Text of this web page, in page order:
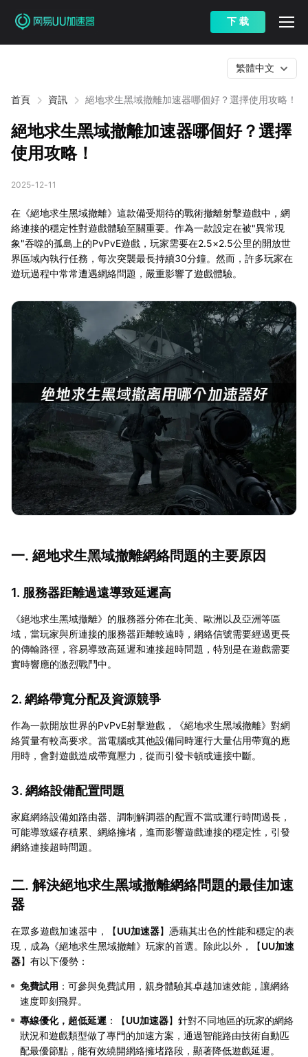
下 载
首頁 資訊 絕地求生黑域撤離加速器哪個好？選擇使用攻略！
繁體中文
絕地求生黑域撤離加速器哪個好？選擇
使用攻略！
2025-12-11
在《絕地求生黑域撤離》這款備受期待的戰術撤離射擊遊戲中，網
絡連接的穩定性對遊戲體驗至關重要。作為一款設定在被"異常現
象"吞噬的孤島上的PvPvE遊戲，玩家需要在2.5×2.5公里的開放世
界區域內執行任務，每次突襲最長持續30分鐘。然而，許多玩家在
遊玩過程中常常遭遇網絡問題，嚴重影響了遊戲體驗。
一. 絕地求生黑域撤離網絡問題的主要原因
1. 服務器距離過遠導致延遲高
《絕地求生黑域撤離》的服務器分佈在北美、歐洲以及亞洲等區
域，當玩家與所連接的服務器距離較遠時，網絡信號需要經過更長
的傳輸路徑，容易導致高延遲和連接超時問題，特別是在遊戲需要
實時響應的激烈戰鬥中。
2. 網絡帶寬分配及資源競爭
作為一款開放世界的PvPvE射擊遊戲，《絕地求生黑域撤離》對網
絡質量有較高要求。當電腦或其他設備同時運行大量佔用帶寬的應
用時，會對遊戲造成帶寬壓力，從而引發卡頓或連接中斷。
3. 網絡設備配置問題
家庭網絡設備如路由器、調制解調器的配置不當或運行時間過長，
可能導致緩存積累、網絡擁堵，進而影響遊戲連接的穩定性，引發
網絡連接超時問題。
二. 解決絕地求生黑域撤離網絡問題的最佳加速
器
在眾多遊戲加速器中，【UU加速器】憑藉其出色的性能和穩定的表
現，成為《絕地求生黑域撤離》玩家的首選。除此以外，【UU加速
器】有以下優勢：
免費試用 ：可參與免費試用，親身體驗其卓越加速效能，讓網絡
速度即刻飛昇。
專線優化，超低延遲 ：【UU加速器】針對不同地區的玩家的網絡
狀況和遊戲類型做了專門的加速方案，通過智能路由技術自動匹
配最優節點，能有效繞開網絡擁堵路段，顯著降低遊戲延遲。